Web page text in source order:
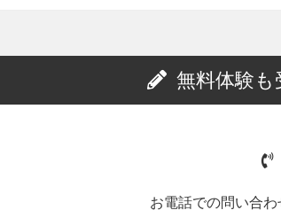
無料体験
お電話での問い合